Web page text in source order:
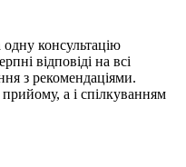
консультацію
відповіді на всі
з рекомендаціями.
а і спілкуванням